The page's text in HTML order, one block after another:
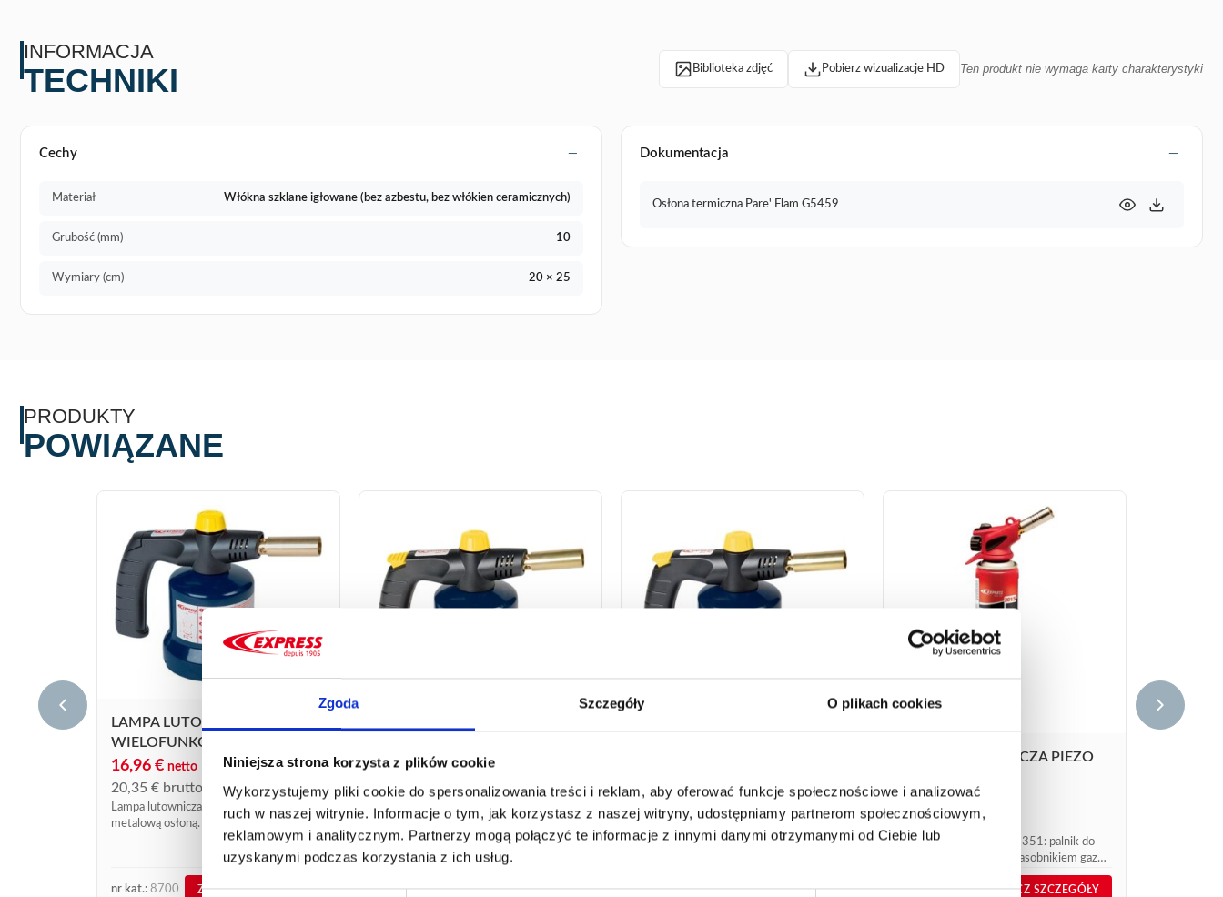
Zgoda Szczegóły O plikach cookies
Niniejsza strona korzysta z plików cookie
Wykorzystujemy pliki cookie do spersonalizowania treści i reklam, aby oferować funkcje społecznościowe i analizować
ruch w naszej witrynie. Informacje o tym, jak korzystasz z naszej witryny, udostępniamy partnerom społecznościowym,
reklamowym i analitycznym. Partnerzy mogą połączyć te informacje z innymi danymi otrzymanymi od Ciebie lub
uzyskanymi podczas korzystania z ich usług.
INFORMACJA
TECHNIKI Biblioteka zdjęć Pobierz wizualizacje HD Ten produkt nie wymaga karty charakterystyki
Cechy
Materiał Włókna szklane igłowane (bez azbestu, bez włókien ceramicznych)
Grubość (mm) 10
Wymiary (cm) 20 × 25
Dokumentacja
Osłona termiczna Pare' Flam G5459
PRODUKTY
POWIĄZANE
LAMPA LUTOWNICZA
WIELOFUNKCYJNA 8700
16,96 € netto
20,35 € brutto
Lampa lutownicza wielofunkcyjna z
metalową osłoną.
nr kat.: 8700 ZOBACZ SZCZEGÓŁY
LAMPA LUTOWNICZA
20,82€ netto
24,98€brutto
Lampa lutownicza wielofunkcyjna 8800 z
metalową osłoną i zapalnikiem piezo.
nr kat.:8800 ZOBACZ SZCZEGÓŁY
28,96€
34,75 €brutto
Lampa lutownicza wielofunkcyjna 8900 z
nr kat.:8900 ZOBACZ SZCZEGÓŁY
LAMPA LUTOWNICZA PIEZO
88,82€
106,58€brutto
Lampa lutownicza Piezo 351: palnik do
instalacji sanitarnych z zasobnikiem gazu
nr kat. 2015. Praca w każdej pozycji.
nr kat.:351 ZOBACZ SZCZEGÓŁY